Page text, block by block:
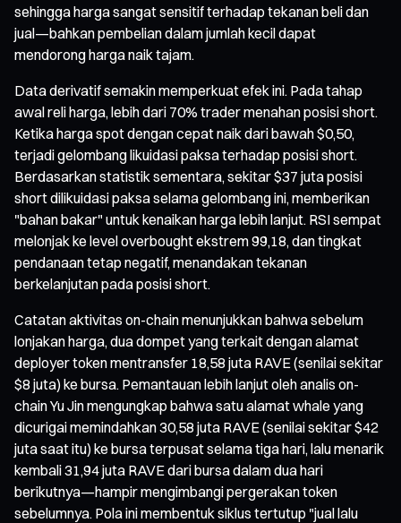
sehingga harga sangat sensitif terhadap tekanan beli dan
jual—bahkan pembelian dalam jumlah kecil dapat
mendorong harga naik tajam.
Data derivatif semakin memperkuat efek ini. Pada tahap
awal reli harga, lebih dari 70% trader menahan posisi short.
Ketika harga spot dengan cepat naik dari bawah $0,50,
terjadi gelombang likuidasi paksa terhadap posisi short.
Berdasarkan statistik sementara, sekitar $37 juta posisi
short dilikuidasi paksa selama gelombang ini, memberikan
"bahan bakar" untuk kenaikan harga lebih lanjut. RSI sempat
melonjak ke level overbought ekstrem 99,18, dan tingkat
pendanaan tetap negatif, menandakan tekanan
berkelanjutan pada posisi short.
Catatan aktivitas on-chain menunjukkan bahwa sebelum
lonjakan harga, dua dompet yang terkait dengan alamat
deployer token mentransfer 18,58 juta RAVE (senilai sekitar
$8 juta) ke bursa. Pemantauan lebih lanjut oleh analis on-
chain Yu Jin mengungkap bahwa satu alamat whale yang
dicurigai memindahkan 30,58 juta RAVE (senilai sekitar $42
juta saat itu) ke bursa terpusat selama tiga hari, lalu menarik
kembali 31,94 juta RAVE dari bursa dalam dua hari
berikutnya—hampir mengimbangi pergerakan token
sebelumnya. Pola ini membentuk siklus tertutup "jual lalu